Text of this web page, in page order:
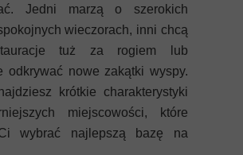
Mykeny
Nisyros
Rodos
Samos
Jedni marzą o szerokich
wieczorach, inni chcą
tuż za rogiem lub
odkrywać nowe zakątki wyspy.
krótkie charakterystyki
miejscowości, które
wybrać najlepszą bazę na